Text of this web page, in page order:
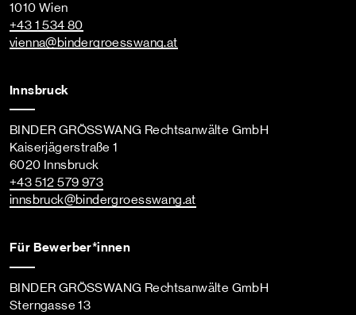
1010 Wien
+43 1 534 80
vienna@bindergroesswang.at
Innsbruck
BINDER GRÖSSWANG Rechtsanwälte GmbH
Kaiserjägerstraße 1
6020 Innsbruck
+43 512 579 973
innsbruck@bindergroesswang.at
Für Bewerber*innen
BINDER GRÖSSWANG Rechtsanwälte GmbH
Sterngasse 13